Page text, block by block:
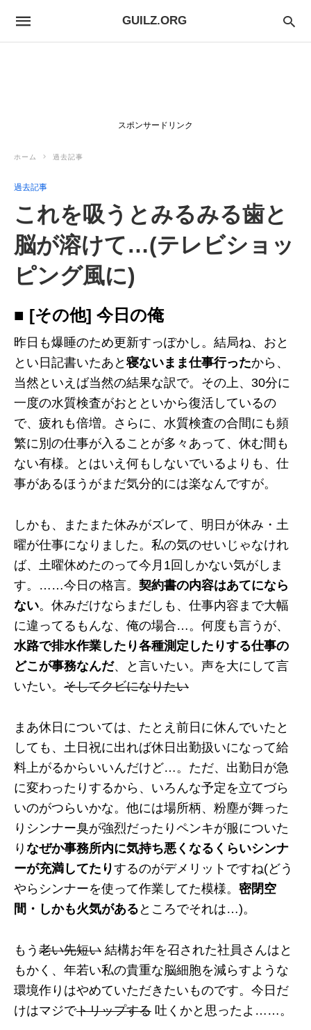
GUILZ.ORG
スポンサードリンク
ホーム 過去記事
過去記事
これを吸うとみるみる歯と
脳が溶けて…(テレビショッ
ピング風に)
■ [その他] 今日の俺
昨日も爆睡のため更新すっぽかし。結局ね、おと
とい日記書いたあと寝ないまま仕事行ったから、
当然といえば当然の結果な訳で。その上、30分に
一度の水質検査がおとといから復活しているの
で、疲れも倍増。さらに、水質検査の合間にも頻
繁に別の仕事が入ることが多々あって、休む間も
ない有様。とはいえ何もしないでいるよりも、仕
事があるほうがまだ気分的には楽なんですが。
しかも、またまた休みがズレて、明日が休み・土
曜が仕事になりました。私の気のせいじゃなけれ
ば、土曜休めたのって今月1回しかない気がしま
す。……今日の格言。 契約書の内容はあてになら
ない。休みだけならまだしも、仕事内容まで大幅
に違ってるもんな、俺の場合…。何度も言うが、
水路で排水作業したり各種測定したりする仕事の
どこが事務なんだ、と言いたい。声を大にして言
いたい。 そしてクビになりたい
まあ休日については、たとえ前日に休んでいたと
しても、土日祝に出れば休日出勤扱いになって給
料上がるからいいんだけど…。ただ、出勤日が急
に変わったりするから、いろんな予定を立てづら
いのがつらいかな。他には場所柄、粉塵が舞った
りシンナー臭が強烈だったりペンキが服についた
り なぜか事務所内に気持ち悪くなるくらいシンナ
ーが充満してたりするのがデメリットですね(どう
やらシンナーを使って作業してた模様。 密閉空
間・しかも火気がある ところでそれは…)。
もう 老い先短い 結構お年を召された社員さんはと
もかく、年若い私の貴重な脳細胞を減らすような
環境作りはやめていただきたいものです。今日だ
けはマジでトリップする 吐くかと思ったよ……。